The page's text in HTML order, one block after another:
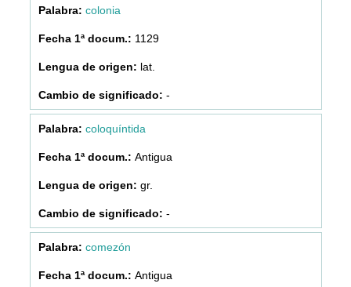
colonia
1129
lat.
-
coloquíntida
Antigua
gr.
-
comezón
Antigua